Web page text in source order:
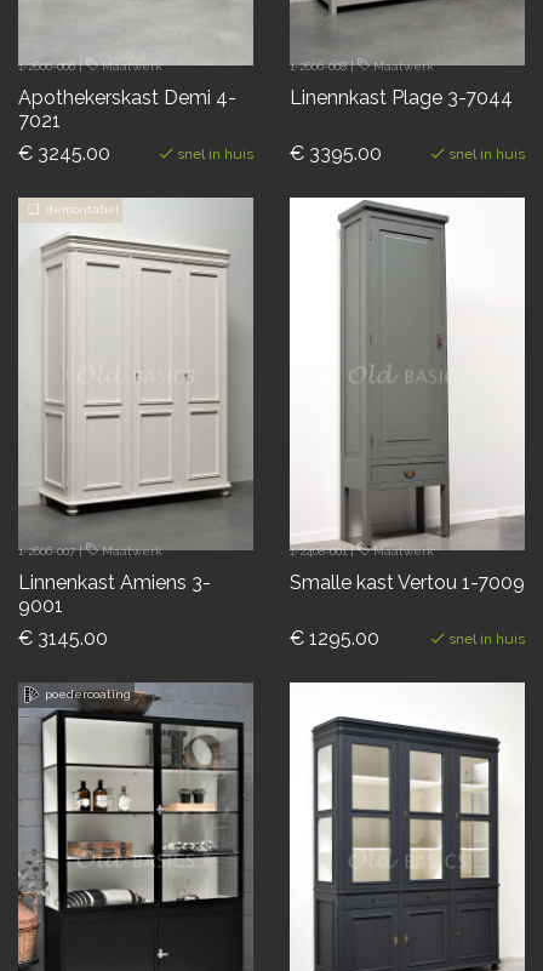
1-2606-006| Maatwerk
Apothekerskast Demi 4-
7021
€ 3245.00
snel in huis
1-2606-008| Maatwerk
Linennkast Plage 3-7044
€ 3395.00 snel in huis
demontabel
1-2606-007| Maatwerk
Linnenkast Amiens 3-
9001
€ 3145.00
1-2408-001| Maatwerk
Smalle kast Vertou 1-7009
€ 1295.00 snel in huis
poedercoating